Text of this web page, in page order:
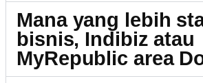
Mana yang lebih
bisnis, Indibiz atau
MyRepublic area